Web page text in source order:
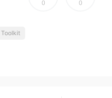
0 0
Toolkit